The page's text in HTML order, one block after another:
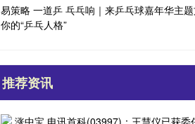
易策略 一道乒 乓乓响｜来乒乓球嘉年华主
你的“乒乓人格”
推荐资讯